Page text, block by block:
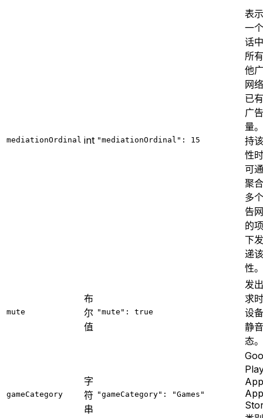
mediationOrdinal int "mediationOrdinal": 15
表
一
话
所
他
网
已
广
量
持
性
可
聚
多
告
的
下
递
性。
mute
布
尔
值
"mute": true
发
求
设
静
态。
gameCategory
字
符
串
"gameCategory": "Games"
App